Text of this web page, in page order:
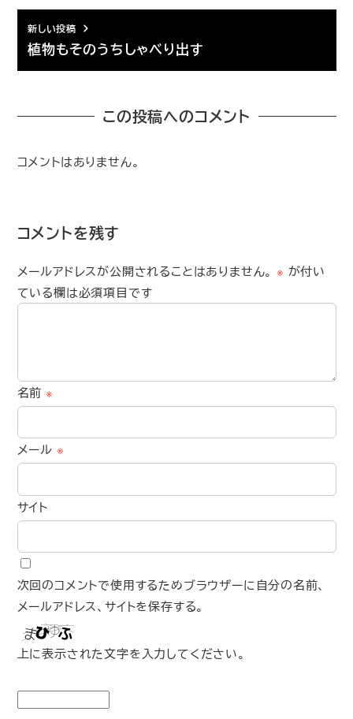
新しい投稿
植物もそのうちしゃべり出す
この投稿へのコメント
コメントはありません。
コメントを残す
メールアドレスが公開されることはありません。 ※ が付い
ている欄は必須項目です
名前 ※
メール ※
サイト
次回のコメントで使用するためブラウザーに自分の名前、
メールアドレス、サイトを保存する。
上に表示された文字を入力してください。